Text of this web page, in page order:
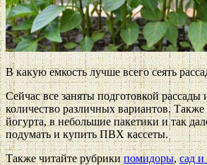
В какую емкость лучше всего сеять
Сейчас все заняты подготовкой
количество различных вариантов.
йогурта, в небольшие пакетики и так
подумать и купить ПВХ кассеты.
Также читайте рубрикипомидоры,сад и